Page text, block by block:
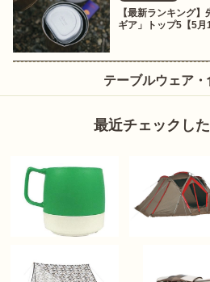
【最新ランキング
ギア」トップ5【5月
テーブルウェア
最近チェックし